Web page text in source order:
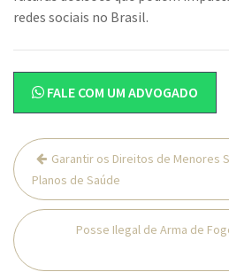
redes sociais no Brasil.
FALE COM UM ADVOGADO
Navegação
de
Post
Garantir os Direitos de Menores
Planos de Saúde
Posse Ilegal de Arma de